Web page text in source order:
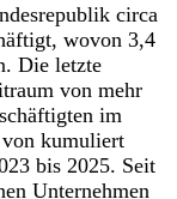
circa
wovon 3,4
Die letzte
von mehr
im
von kumuliert
bis 2025. Seit
Unternehmen